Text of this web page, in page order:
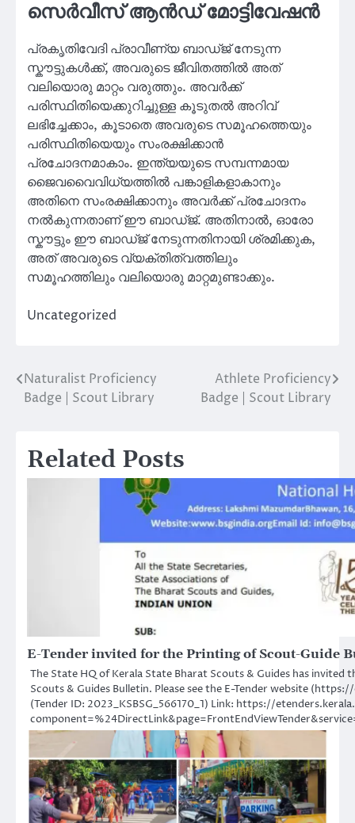
സെർവീസ് ആൻഡ് മോട്ടിവേഷൻ
പ്രകൃതിവേദി പ്രാവീണ്യ ബാഡ്ജ് നേടുന്ന
സ്കൗട്ടുകൾക്ക്, അവരുടെ ജീവിതത്തിൽ അത്
വലിയൊരു മാറ്റം വരുത്തും. അവർക്ക്
പരിസ്ഥിതിയെക്കുറിച്ചുള്ള കൂടുതൽ അറിവ്
ലഭിച്ചേക്കാം, കൂടാതെ അവരുടെ സമൂഹത്തെയും
പരിസ്ഥിതിയെയും സംരക്ഷിക്കാൻ
പ്രചോദനമാകാം. ഇന്ത്യയുടെ സമ്പന്നമായ
ജൈവവൈവിധ്യത്തിൽ പങ്കാളികളാകാനും
അതിനെ സംരക്ഷിക്കാനും അവർക്ക് പ്രചോദനം
നൽകുന്നതാണ് ഈ ബാഡ്ജ്. അതിനാൽ, ഓരോ
സ്കൗട്ടും ഈ ബാഡ്ജ് നേടുന്നതിനായി ശ്രമിക്കുക,
അത് അവരുടെ വ്യക്തിത്വത്തിലും
സമൂഹത്തിലും വലിയൊരു മാറ്റമുണ്ടാക്കും.
Uncategorized
Post
navigation
Naturalist Proficiency
Badge | Scout Library
Athlete Proficiency
Badge | Scout Library
Related Posts
E-Tender invited for the Printing of Scout-Guide
The State HQ of Kerala State Bharat Scouts & Guides has
Scouts & Guides Bulletin. Please see the E-Tender website
(Tender ID: 2023_KSBSG_566170_1) Link: https://